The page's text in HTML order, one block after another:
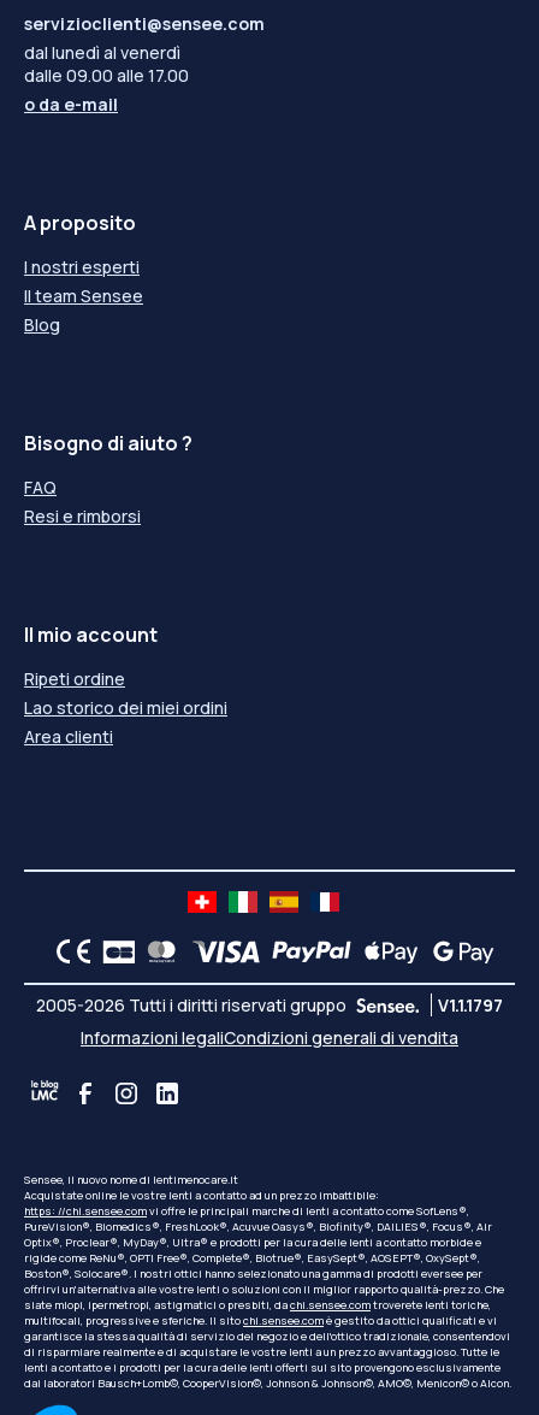
servizioclienti@sensee.com
dal lunedì al venerdì
dalle 09.00 alle 17.00
o da e-mail
A proposito
I nostri esperti
Il team Sensee
Blog
Bisogno di aiuto ?
FAQ
Resi e rimborsi
Il mio account
Ripeti ordine
Lao storico dei miei ordini
Area clienti
2005-2026 Tutti i diritti riservati gruppo
V1.1.1797
Informazioni legaliCondizioni generali di vendita
Sensee, il nuovo nome di lentimenocare.it
Acquistate online le vostre lenti a contatto ad un prezzo imbattibile:
https: //chi.sensee.comvi offre le principali marche di lenti a contatto come SofLens®,
PureVision®, Biomedics®, FreshLook®, Acuvue Oasys®, Biofinity®, DAILIES®, Focus®, Air
Optix®, Proclear®, MyDay®, Ultra® e prodotti per la cura delle lenti a contatto morbide e
rigide come ReNu®, OPTI Free®, Complete®, Biotrue®, EasySept®, AOSEPT®, OxySept®,
Boston®, Solocare®. I nostri ottici hanno selezionato una gamma di prodotti eversee per
offrirvi un'alternativa alle vostre lenti o soluzioni con il miglior rapporto qualità-prezzo. Che
siate miopi, ipermetropi, astigmatici o presbiti, dachi.sensee.comtroverete lenti toriche,
multifocali, progressive e sferiche. Il sitochi.sensee.comè gestito da ottici qualificati e vi
garantisce la stessa qualità di servizio del negozio e dell'ottico tradizionale, consentendovi
di risparmiare realmente e di acquistare le vostre lenti a un prezzo avvantaggioso. Tutte le
lenti a contatto e i prodotti per la cura delle lenti offerti sul sito provengono esclusivamente
dai laboratori Bausch+Lomb©, CooperVision©, Johnson & Johnson©, AMO©, Menicon© o Alcon.